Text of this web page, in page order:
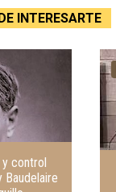
INTERESARTE
control
Baudelaire